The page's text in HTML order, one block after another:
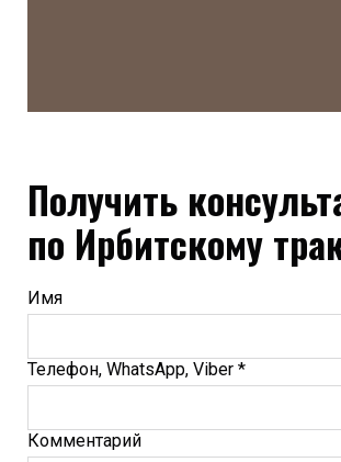
Получить
по Ирбитскому
Имя
Телефон, WhatsApp, Viber *
Комментарий